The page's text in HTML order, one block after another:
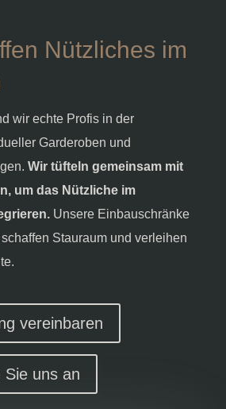
Nützliches im
wir echte Profis in der
Garderoben und
Wir tüfteln gemeinsam mit
um das Nützliche im
Unsere Einbauschränke
Stauraum und verleihen
vereinbaren
Sie uns an